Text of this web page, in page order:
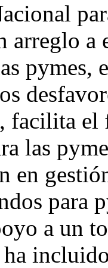
arreglo a
pymes,
facilita el
las
en
para
a un